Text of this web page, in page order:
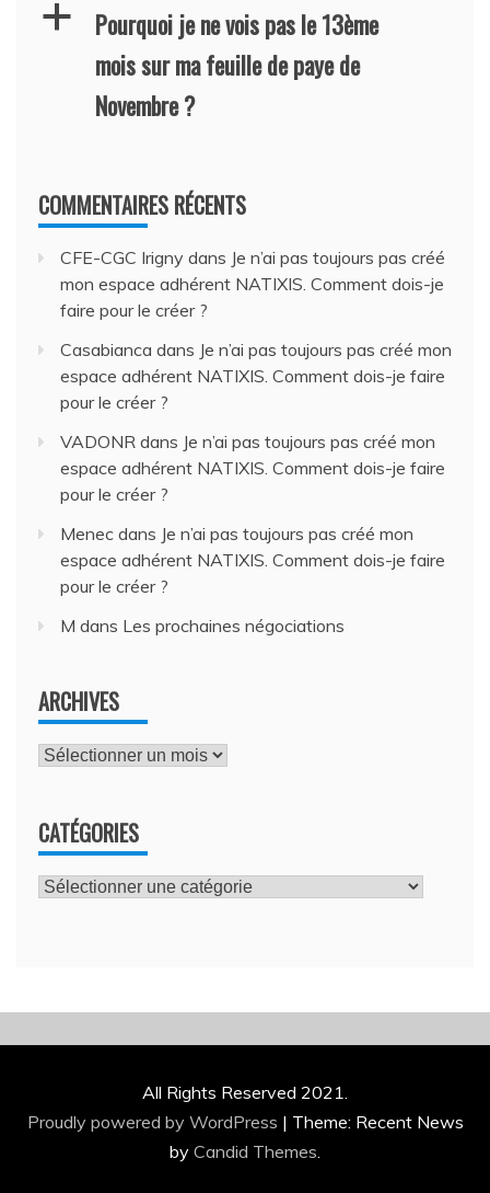
a
Pourquoi je ne vois pas le 13ème
mois sur ma feuille de paye de
Novembre ?
COMMENTAIRES RÉCENTS
CFE-CGC Irigny dans Je n’ai pas toujours pas créé
mon espace adhérent NATIXIS. Comment dois-je
faire pour le créer ?
Casabianca dans Je n’ai pas toujours pas créé mon
espace adhérent NATIXIS. Comment dois-je faire
pour le créer ?
VADONR dans Je n’ai pas toujours pas créé mon
espace adhérent NATIXIS. Comment dois-je faire
pour le créer ?
Menec dans Je n’ai pas toujours pas créé mon
espace adhérent NATIXIS. Comment dois-je faire
pour le créer ?
M dans Les prochaines négociations
ARCHIVES
Archives
CATÉGORIES
Catégories
All Rights Reserved 2021.
Proudly powered by WordPress | Theme: Recent News
by Candid Themes.